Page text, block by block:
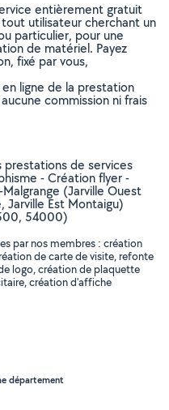
entièrement gratuit
utilisateur cherchant un
particulier, pour une
de matériel. Payez
fixé par vous,
ligne de la prestation
commission ni frais
prestations de services
- Création flyer -
(Jarville Ouest
Jarville Est Montaigu)
54000)
par nos membres : création
de carte de visite, refonte
logo, création de plaquette
création d'affiche
département